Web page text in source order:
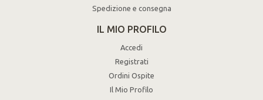
Spedizione e consegna
IL MIO PROFILO
Accedi
Registrati
Ordini Ospite
Il Mio Profilo